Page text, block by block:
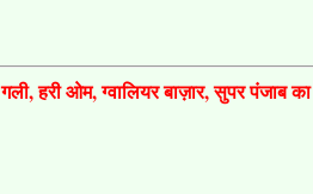
हरी ओम, ग्वालियर बाज़ार, सुपर पंजाब